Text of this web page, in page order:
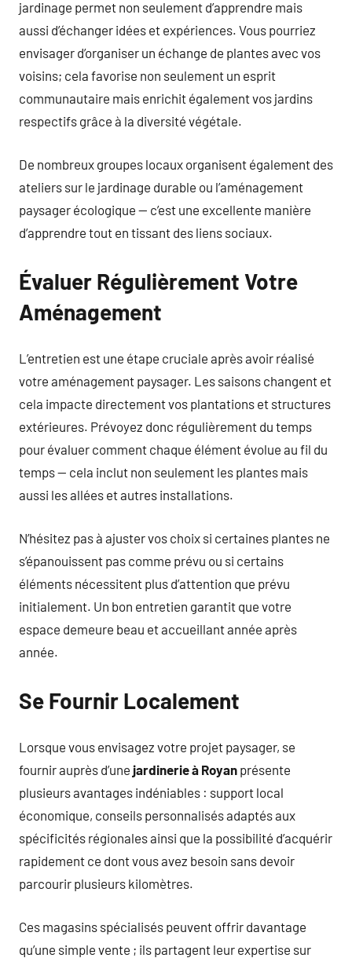
jardinage permet non seulement d’apprendre mais
aussi d’échanger idées et expériences. Vous pourriez
envisager d’organiser un échange de plantes avec vos
voisins; cela favorise non seulement un esprit
communautaire mais enrichit également vos jardins
respectifs grâce à la diversité végétale.
De nombreux groupes locaux organisent également des
ateliers sur le jardinage durable ou l’aménagement
paysager écologique — c’est une excellente manière
d’apprendre tout en tissant des liens sociaux.
Évaluer Régulièrement Votre
Aménagement
L’entretien est une étape cruciale après avoir réalisé
votre aménagement paysager. Les saisons changent et
cela impacte directement vos plantations et structures
extérieures. Prévoyez donc régulièrement du temps
pour évaluer comment chaque élément évolue au fil du
temps — cela inclut non seulement les plantes mais
aussi les allées et autres installations.
N’hésitez pas à ajuster vos choix si certaines plantes ne
s’épanouissent pas comme prévu ou si certains
éléments nécessitent plus d’attention que prévu
initialement. Un bon entretien garantit que votre
espace demeure beau et accueillant année après
année.
Se Fournir Localement
Lorsque vous envisagez votre projet paysager, se
fournir auprès d’une jardinerie à Royan présente
plusieurs avantages indéniables : support local
économique, conseils personnalisés adaptés aux
spécificités régionales ainsi que la possibilité d’acquérir
rapidement ce dont vous avez besoin sans devoir
parcourir plusieurs kilomètres.
Ces magasins spécialisés peuvent offrir davantage
qu’une simple vente ; ils partagent leur expertise sur